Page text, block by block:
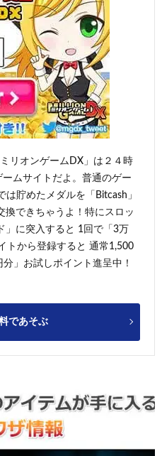
リオンゲームDX」は２４時
ムサイトだよ。普通のゲー
貯めたメダルを「Bitcash」
換できちゃうよ！特にスロッ
」に突入すると 1回で「3万
トから登録すると 通常1,500
」お試しポイント進呈中！
であそぶ